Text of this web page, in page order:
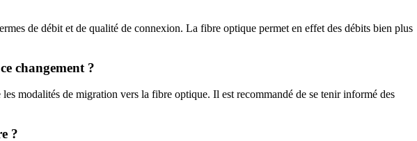
de débit et de qualité de connexion. La fibre optique permet en effet des débits bien plus
changement ?
modalités de migration vers la fibre optique. Il est recommandé de se tenir informé des
?